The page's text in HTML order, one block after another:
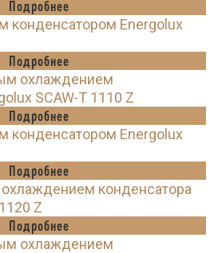
Подробнее
конденсатором Energolux
Подробнее
охлаждением
SCAW-T 1110 Z
Подробнее
конденсатором Energolux
Подробнее
конденсатора
Z
Подробнее
охлаждением